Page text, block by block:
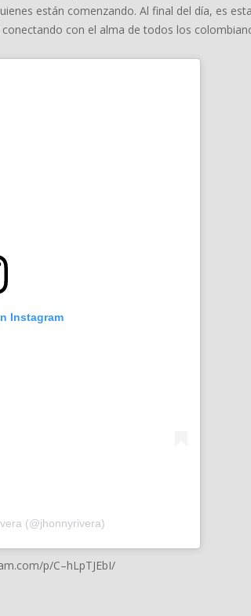
están comenzando. Al final del día, es
con el alma de todos los
Instagram
(@jhonnyrivera)
p/C–hLpTJEbI/